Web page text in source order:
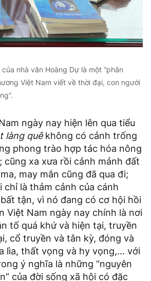
nhà văn Hoàng Dự là một “phân
Việt Nam viết về thời đại, con người
ngày nay hiện lên qua tiểu
làng quêkhông có cảnh trống
phong trào hợp tác hóa nông
cũng xa xưa rồi cảnh mảnh đất
may mắn cũng đã qua đi;
chỉ là thảm cảnh của cánh
tận, vì nó đang có cơ hội hồi
Việt Nam ngày nay chính là nơi
tố quá khứ và hiện tại, truyền
cổ truyền và tân kỳ, đóng và
lìa, thất vọng và hy vọng,... với
ý nghĩa là những “nguyên
của đời sống xã hội có đặc